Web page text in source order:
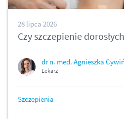
28 lipca 2026
Czy szczepienie
dr n. med. Agnieszka
Lekarz
Szczepienia